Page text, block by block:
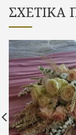
ΣΧΕΤΙΚΆ